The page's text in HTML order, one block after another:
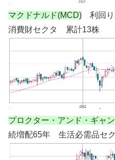
マクドナルド(MCD) 利回
消費財セクタ 累計13株
プロクター・アンド・ギャ
続増配65年 生活必需品セ